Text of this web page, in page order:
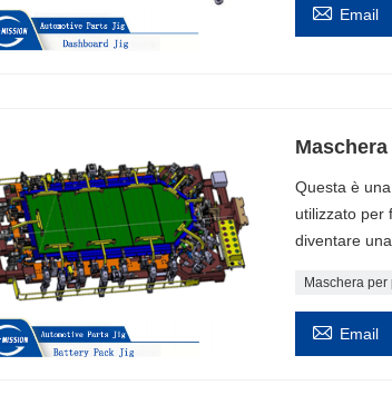
 Email
Questa è
utilizzato per
diventare
Maschera
 Email